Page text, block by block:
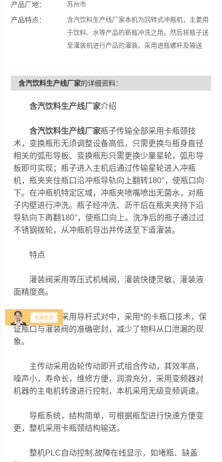
产品厂地： 苏州市
产品特点：
含汽饮料生产线厂家本机为回转式冲瓶机，主要用
于饮料、水等产品的新瓶冲洗之用。然后将瓶子送
至灌装机进行产品的灌装。采用进瓶螺杆及输送
含汽饮料生产线厂家的详细资料：
含汽饮料生产线厂家介绍
含汽饮料生产线厂家瓶子传输全部采用卡瓶颈技
术，变换瓶形无须调整设备高低，只需更换与瓶身直径
相关的弧形导板、变换瓶形只需更换少量星轮，弧形导
板即可实现；瓶子进入主机后通过传输星轮进入冲瓶
机，瓶夹夹住瓶口沿冲瓶导轨向上翻转180°，使瓶口向
下。在冲瓶机特定区域，冲瓶夹喷嘴喷出无菌水，对瓶
子内壁进行冲洗。瓶子经冲洗、沥干后在瓶夹夹持下沿
导轨向下再翻180°，使瓶口向上。洗净后的瓶子通过过
不锈钢拨轮，从冲瓶机导出并传送至下道灌装。
特点
灌装阀采用等压式机械阀，灌装快捷灵敏，灌装液
面精度高。
对中导向采用导杆式对中，采用*的卡瓶口技术，保
证瓶口与灌装阀的准确密封，减少了物料从口泄漏的现
象。
主传动采用齿轮传动即开式组合传动，其效率高，
噪声小，寿命长，维修方便，润滑充分，采用变频器对
机器的主电机转速进行控制，本机采用无级变频调速。
导瓶系统，结构简单，可根据瓶型进行快速方便变
更，整机采用卡瓶颈结构输送。
整机PLC自动控制,故障在线显示，如堵瓶、缺盖